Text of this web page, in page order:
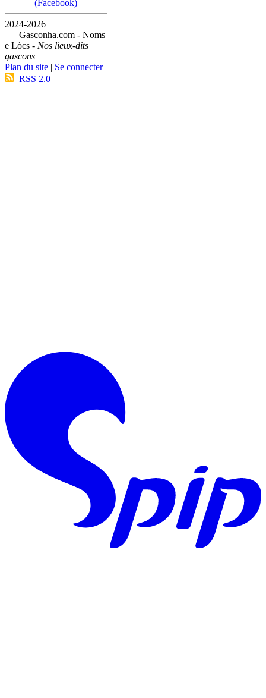
(Facebook)
2024-2026
— Gasconha.com - Noms
e Lòcs - Nos lieux-dits
gascons
Plan du site | Se connecter|
RSS 2.0